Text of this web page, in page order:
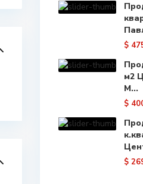
$
м2
М...
$
$